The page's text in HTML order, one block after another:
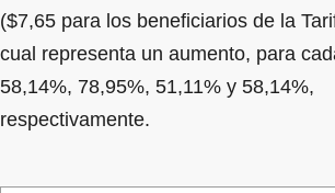
($7,65 para los beneficiarios de la
cual representa un aumento, para
58,14%, 78,95%, 51,11% y 58,14%,
respectivamente.